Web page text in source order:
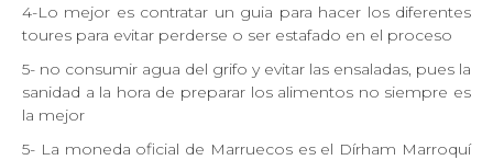
4-Lo mejor es contratar un guia para hacer los diferentes
toures para evitar perderse o ser estafado en el proceso
5- no consumir agua del grifo y evitar las ensaladas, pues la
sanidad a la hora de preparar los alimentos no siempre es
la mejor
5- La moneda oficial de Marruecos es el Dírham Marroquí